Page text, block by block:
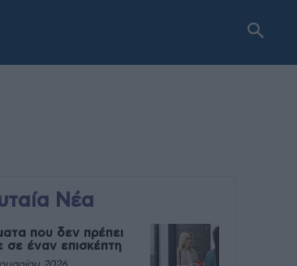
Νέα
που δεν πρέπει
σε έναν επισκέπτη